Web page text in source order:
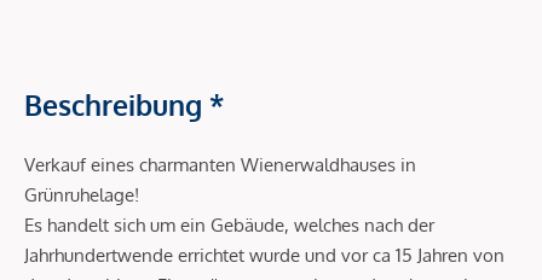
Beschreibung *
Verkauf eines charmanten Wienerwaldhauses in
Grünruhelage!
Es handelt sich um ein Gebäude, welches nach der
Jahrhundertwende errichtet wurde und vor ca 15 Jahren von